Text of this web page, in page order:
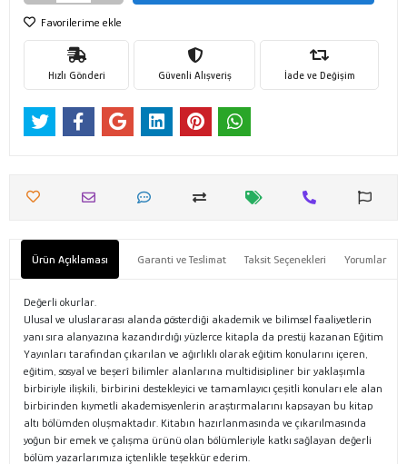
Favorilerime ekle
Hızlı Gönderi Güvenli Alışveriş İade ve Değişim
Ürün Açıklaması Garanti ve Teslimat Taksit Seçenekleri Yorumlar
Değerli okurlar.
Ulusal ve uluslararası alanda gösterdiği akademik ve bilimsel faaliyetlerin
yanı sıra alanyazına kazandırdığı yüzlerce kitapla da prestij kazanan Eğitim
Yayınları tarafından çıkarılan ve ağırlıklı olarak eğitim konularını içeren,
eğitim, sosyal ve beşerî bilimler alanlarına multidisipliner bir yaklaşımla
birbiriyle ilişkili, birbirini destekleyici ve tamamlayıcı çeşitli konuları ele alan
birbirinden kıymetli akademisyenlerin araştırmalarını kapsayan bu kitap
altı bölümden oluşmaktadır. Kitabın hazırlanmasında ve çıkarılmasında
yoğun bir emek ve çalışma ürünü olan bölümleriyle katkı sağlayan değerli
bölüm yazarlarımıza içtenlikle teşekkür ederim.